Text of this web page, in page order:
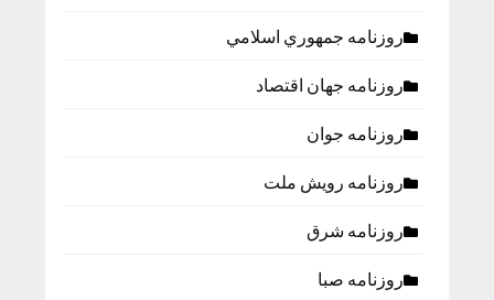
روزنامه جمهوري اسلامي
روزنامه جهان اقتصاد
روزنامه جوان
روزنامه رویش ملت
روزنامه شرق
روزنامه صبا